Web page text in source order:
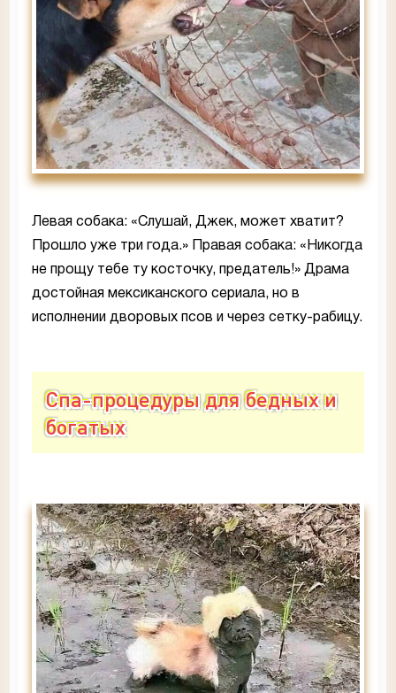
Левая собака: «Слушай, Джек, может хватит?
Прошло уже три года.» Правая собака: «Никогда
не прощу тебе ту косточку, предатель!» Драма
достойная мексиканского сериала, но в
исполнении дворовых псов и через сетку-рабицу.
Спа-процедуры для бедных и
богатых